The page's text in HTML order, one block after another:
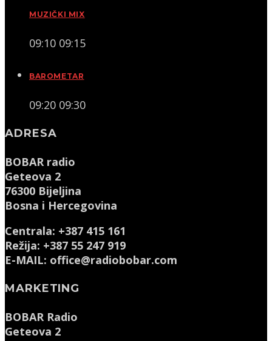
MUZIČKI MIX
09:10 09:15
BAROMETAR
09:20 09:30
ADRESA
BOBAR radio
Geteova 2
76300 Bijeljina
Bosna i Hercegovina
Centrala: +387 415 161
Režija: +387 55 247 919
E-MAIL: office@radiobobar.com
MARKETING
BOBAR Radio
Geteova 2